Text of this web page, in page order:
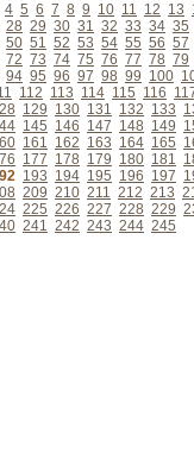
4 5 6 7 8 9 10 11 12 13
28 29 30 31 32 33 34 35
50 51 52 53 54 55 56 57
72 73 74 75 76 77 78 79
94 95 96 97 98 99 100
112 113 114 115 116
129 130 131 132 133
145 146 147 148 149
161 162 163 164 165
177 178 179 180 181
193 194 195 196 197
209 210 211 212 213
225 226 227 228 229
241 242 243 244 245